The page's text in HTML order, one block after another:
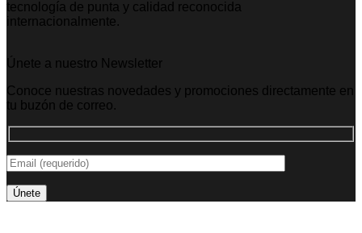
tecnología de punta y calidad reconocida
internacionalmente.
Únete a nuestro Newsletter
Conoce nuestras novedades y promociones directamente en
tu buzón de correo.